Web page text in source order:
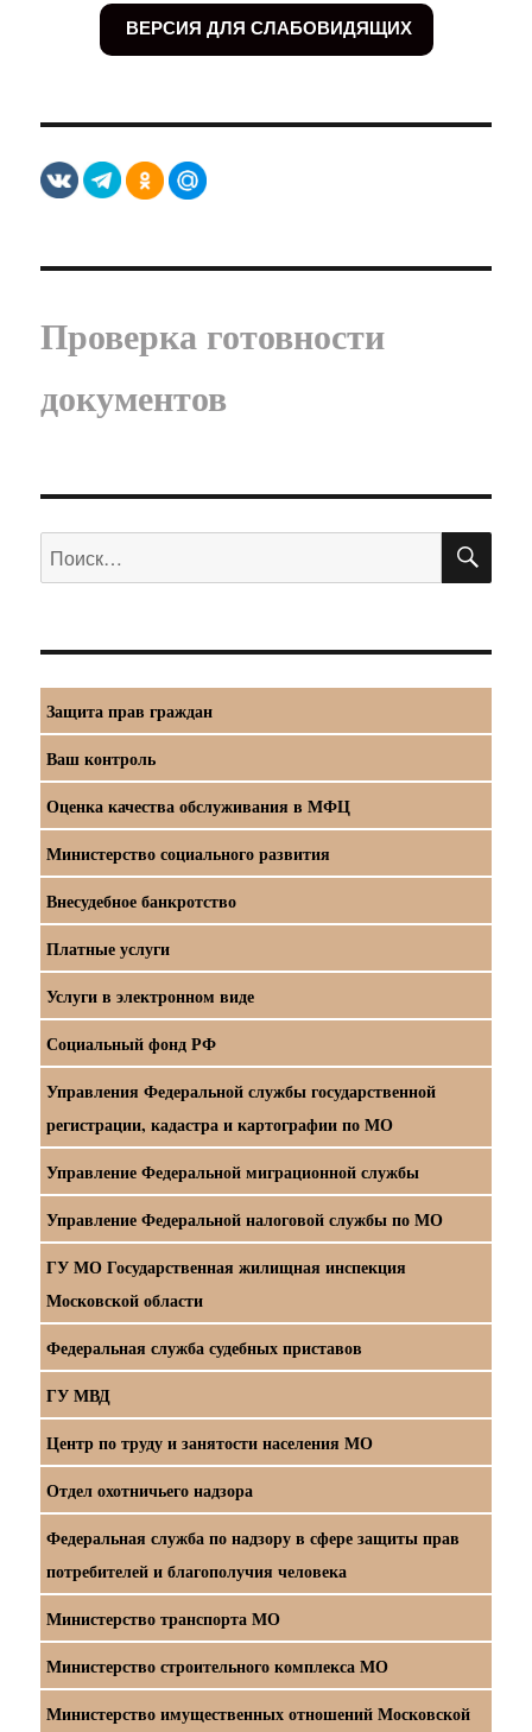
ВЕРСИЯ ДЛЯ СЛАБОВИДЯЩИХ
Проверка готовности
документов
Искать:
Защита прав граждан
Ваш контроль
Оценка качества обслуживания в МФЦ
Министерство социального развития
Внесудебное банкротство
Платные услуги
Услуги в электронном виде
Социальный фонд РФ
Управления Федеральной службы государственной
регистрации, кадастра и картографии по МО
Управление Федеральной миграционной службы
Управление Федеральной налоговой службы по МО
ГУ МО Государственная жилищная инспекция
Московской области
Федеральная служба судебных приставов
ГУ МВД
Центр по труду и занятости населения МО
Отдел охотничьего надзора
Федеральная служба по надзору в сфере защиты прав
потребителей и благополучия человека
Министерство транспорта МО
Министерство строительного комплекса МО
Министерство имущественных отношений Московской